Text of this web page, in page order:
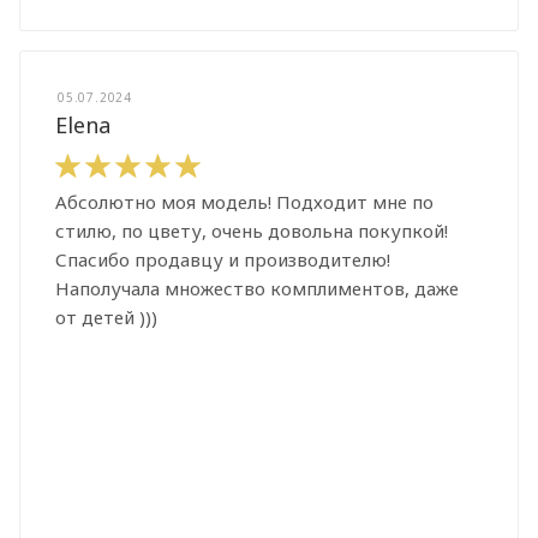
05.07.2024
Elena
Абсолютно моя модель! Подходит мне по
стилю, по цвету, очень довольна покупкой!
Спасибо продавцу и производителю!
Наполучала множество комплиментов, даже
от детей )))